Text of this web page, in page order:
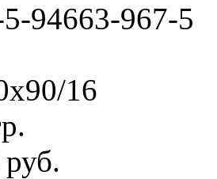
94663-967-5
16